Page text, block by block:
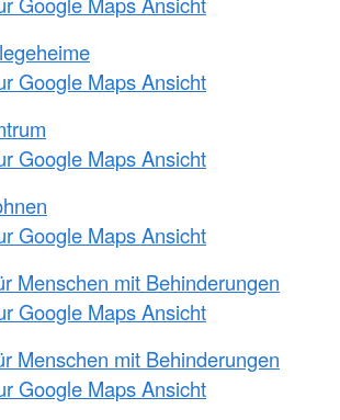
Google Maps Ansicht
Google Maps Ansicht
Google Maps Ansicht
Menschen mit Behinderungen
Google Maps Ansicht
Menschen mit Behinderungen
Google Maps Ansicht